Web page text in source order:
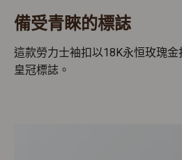
備受青睞的標誌
這款勞力士袖扣以18K永恒玫瑰
皇冠標誌。